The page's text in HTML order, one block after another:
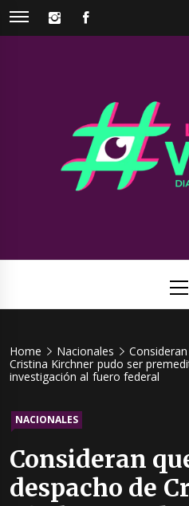
Skip
INSTAGRAM
Home Nacionales
Cristina Kirchner pudo ser
investigación al fuero federal
NACIONALES
Consideran
despacho de